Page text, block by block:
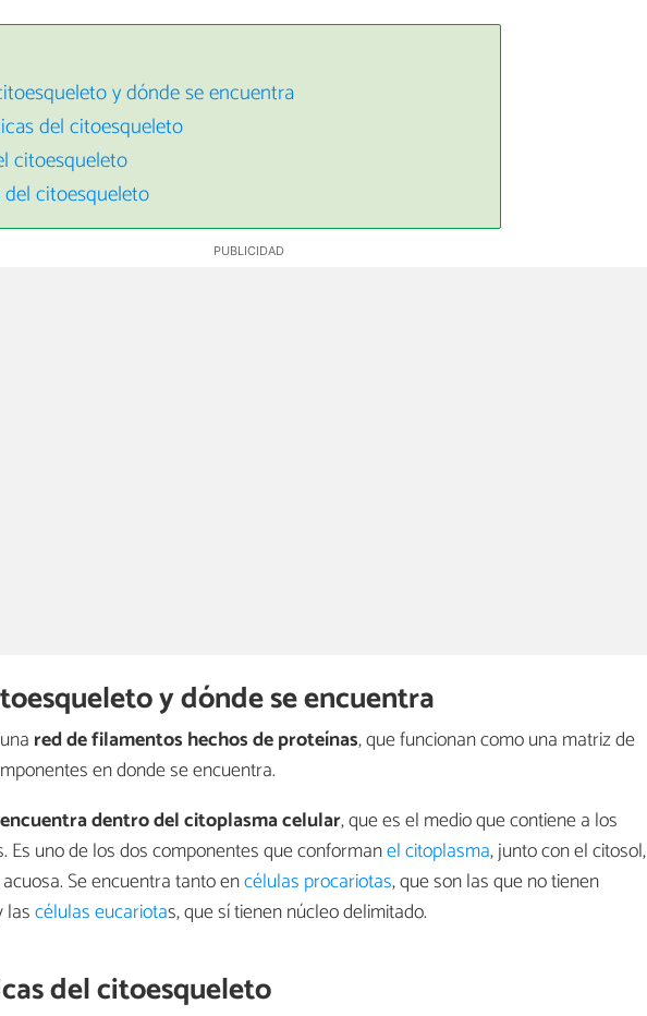
y dónde se encuentra
del citoesqueleto
citoesqueleto
citoesqueleto
y dónde se encuentra
red de filamentos hechos de proteínas, que funcionan como una matriz de
en donde se encuentra.
dentro del citoplasma celular, que es el medio que contiene a los
Es uno de los dos componentes que conformanel citoplasma, junto con el citosol,
Se encuentra tanto encélulas procariotas, que son las que no tienen
lascélulas eucariotas, que sí tienen núcleo delimitado.
del citoesqueleto